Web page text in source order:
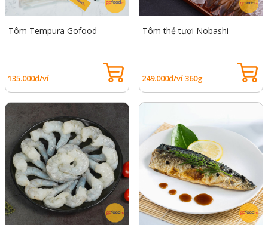
Tôm Tempura Gofood
135.000đ/vỉ
Tôm thẻ tươi Nobashi
249.000đ/vỉ 360g